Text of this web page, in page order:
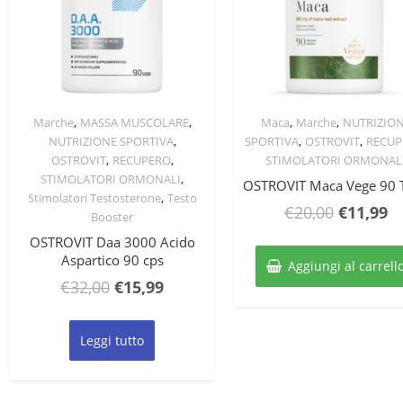
Quick View
Marche, MASSA MUSCOLARE,
NUTRIZIONE SPORTIVA,
OSTROVIT, RECUPERO,
STIMOLATORI ORMONALI,
Stimolatori Testosterone, Testo
Booster
OSTROVIT Daa 3000 Acido
Aspartico 90 cps
€32,00 Il
originale
era:
€15,99Il
Leggi tutto
Quick View
Maca, Marche,
SPORTIVA, OSTROVIT,
STIMOLATORI
OSTROVIT Maca Vege 90
€20,00 Il
originale
era:
€11,99Il
è:
Aggiungi al